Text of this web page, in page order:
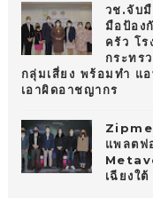
วช.จับ
มือป้อง
ครัว โ
กระทร
กลุ่มเสี่ยง พร้อมทำ แ
เอาผิดอาชญากร
แพลตฟ
เฉียงใ